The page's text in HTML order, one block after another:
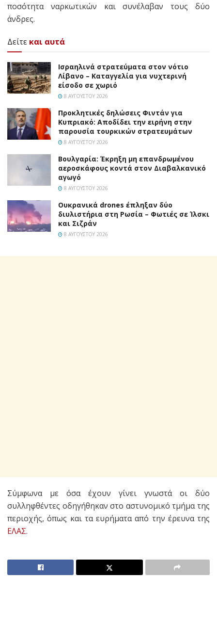
ποσότητα ναρκωτικών και συνέλαβαν τους δύο
άνδρες.
Δείτε και αυτά
Ισραηλινά στρατεύματα στον νότιο
Λίβανο – Καταγγελία για νυχτερινή
είσοδο σε χωριό
8 ΑΥΓΟΎΣΤΟΥ 2026
Προκλητικές δηλώσεις Φιντάν για
Κυπριακό: Αποδίδει την ειρήνη στην
παρουσία τουρκικών στρατευμάτων
8 ΑΥΓΟΎΣΤΟΥ 2026
Βουλγαρία: Έκρηξη μη επανδρωμένου
αεροσκάφους κοντά στον Διαβαλκανικό
αγωγό
8 ΑΥΓΟΎΣΤΟΥ 2026
Ουκρανικά drones έπληξαν δύο
διυλιστήρια στη Ρωσία – Φωτιές σε Ίλσκι
και Σιζράν
8 ΑΥΓΟΎΣΤΟΥ 2026
Σύμφωνα με όσα έχουν γίνει γνωστά οι δύο
συλληφθέντες οδηγήθηκαν στο αστυνομικό τμήμα της
περιοχής, όπως και τα ευρήματα από την έρευνα της
ΕΛΑΣ.